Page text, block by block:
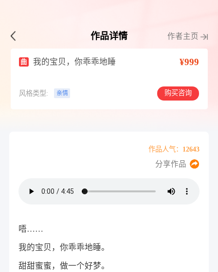
作品详情 作者主页
曲 我的宝贝，你乖乖地睡 ¥999
风格类型: 亲情 购买咨询
作品人气：12643
分享作品
唔……
我的宝贝，你乖乖地睡。
甜甜蜜蜜，做一个好梦。